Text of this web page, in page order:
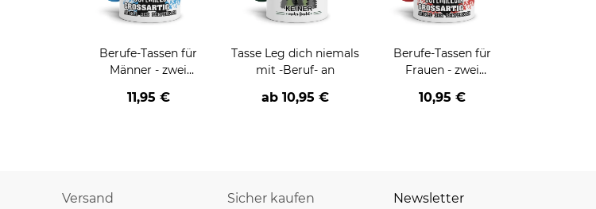
Berufe-Tassen für
Männer - zwei
11,95 €
Tasse Leg dich niemals
mit -Beruf- an
ab10,95 €
Berufe-Tassen für
Frauen - zwei
10,95 €
Versand Sicher kaufen Newsletter